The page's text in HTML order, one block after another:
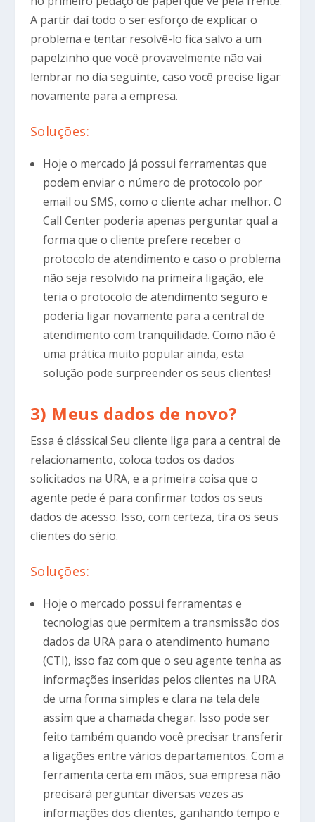
A partir daí todo o ser esforço de explicar o
problema e tentar resolvê-lo fica salvo a um
papelzinho que você provavelmente não vai
lembrar no dia seguinte, caso você precise ligar
novamente para a empresa.
Soluções:
Hoje o mercado já possui ferramentas que
podem enviar o número de protocolo por
email ou SMS, como o cliente achar melhor. O
Call Center poderia apenas perguntar qual a
forma que o cliente prefere receber o
protocolo de atendimento e caso o problema
não seja resolvido na primeira ligação, ele
teria o protocolo de atendimento seguro e
poderia ligar novamente para a central de
atendimento com tranquilidade. Como não é
uma prática muito popular ainda, esta
solução pode surpreender os seus clientes!
3) Meus dados de novo?
Essa é clássica! Seu cliente liga para a central de
relacionamento, coloca todos os dados
solicitados na URA, e a primeira coisa que o
agente pede é para confirmar todos os seus
dados de acesso. Isso, com certeza, tira os seus
clientes do sério.
Soluções:
Hoje o mercado possui ferramentas e
tecnologias que permitem a transmissão dos
dados da URA para o atendimento humano
(CTI), isso faz com que o seu agente tenha as
informações inseridas pelos clientes na URA
de uma forma simples e clara na tela dele
assim que a chamada chegar. Isso pode ser
feito também quando você precisar transferir
a ligações entre vários departamentos. Com a
ferramenta certa em mãos, sua empresa não
precisará perguntar diversas vezes as
informações dos clientes, ganhando tempo e